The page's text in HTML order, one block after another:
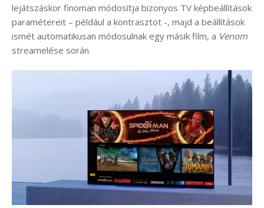
lejátszáskor finoman módosítja bizonyos TV képbeállítások
paramétereit – például a kontrasztot -, majd a beállítások
ismét automatikusan módosulnak egy másik film, a Venom
streamelése során.